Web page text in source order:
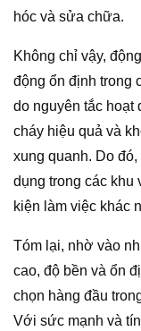
hóc và sửa chữa.
Không chỉ vậy,
động ổn định trong
do nguyên tắc hoạt
cháy hiệu quả và
xung quanh. Do
dụng trong các khu
kiện làm việc khác
Tóm lại, nhờ vào
cao, độ bền và ổn
chọn hàng đầu
Với sức mạnh và